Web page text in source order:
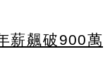
薪飆破900萬